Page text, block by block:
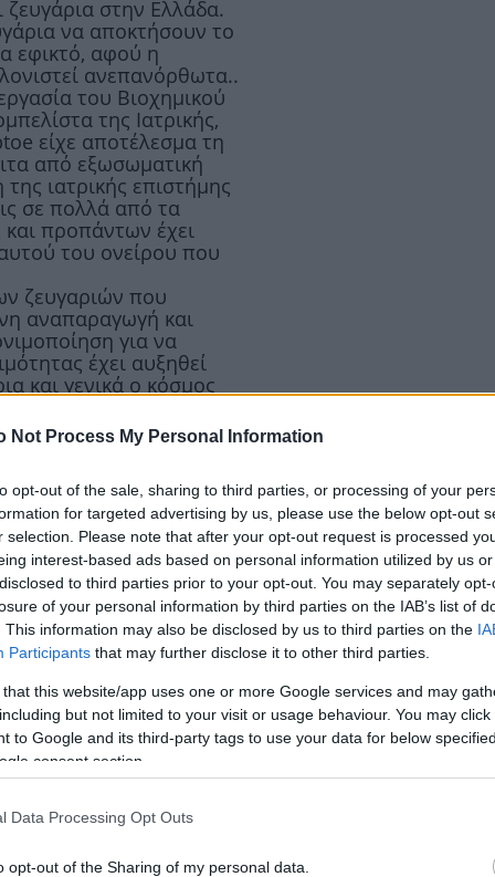
Not Process My Personal Information
opt-out of the sale, sharing to third parties, or processing of your
for targeted advertising by us, please use the below opt-out
selection. Please note that after your opt-out request is processed
interest-based ads based on personal information utilized by us
to third parties prior to your opt-out. You may separately
of your personal information by third parties on the IAB’s list of
This information may also be disclosed by us to third parties on the
Participants that may further disclose it to other third parties.
that this website/app uses one or more Google services and may
but not limited to your visit or usage behaviour. You may
to Google and its third-party tags to use your data for below
consent section.
Data Processing Opt Outs
opt-out of the Sharing of my personal data.
ζευγάρια στην Ελλάδα.
να αποκτήσουν το
εφικτό, αφού η
ανεπανόρθωτα..
του Βιοχημικού
της Ιατρικής,
είχε αποτέλεσμα τη
από εξωσωματική
ιατρικής επιστήμης
σε πολλά από τα
προπάντων έχει
του ονείρου που
ζευγαριών που
αναπαραγωγή και
για να
έχει αυξηθεί
και γενικά ο κόσμος
και δεν υπάρχει ο
παλαιοτέρα.
ότι στην χώρα μας
αντιμετωπίζουν το
αναζητούν την
Οι ευθύνες
40% στους άνδρες, 40-
σε υπογονιμότητα και
στις σάλπιγγες,
κατεστραμμένες
σαλπίγγων ή
λόγω εξωμήτριας
ωορρηξίας, στην
τόσο της
αίτια.
TOP